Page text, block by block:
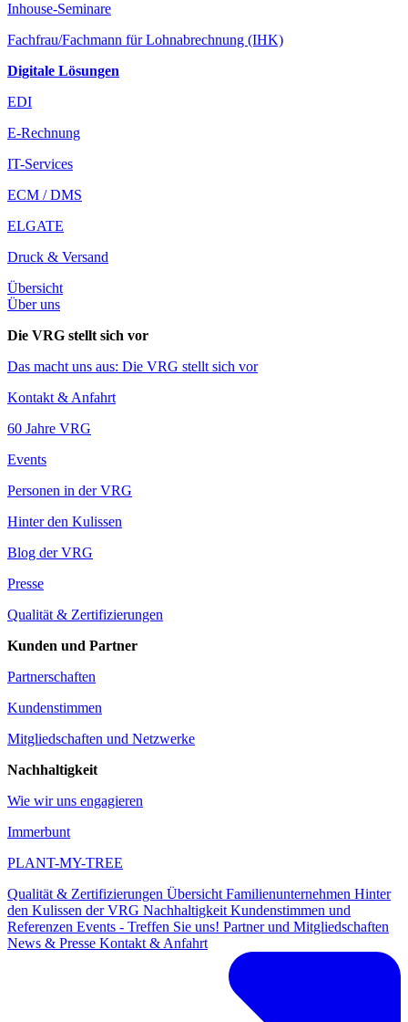
Inhouse-Seminare
Fachfrau/Fachmann für Lohnabrechnung (IHK)
Digitale Lösungen
EDI
E-Rechnung
IT-Services
ECM / DMS
ELGATE
Druck & Versand
Übersicht
Über uns
Die VRG stellt sich vor
Das macht uns aus: Die VRG stellt sich vor
Kontakt & Anfahrt
60 Jahre VRG
Events
Personen in der VRG
Hinter den Kulissen
Blog der VRG
Presse
Qualität & Zertifizierungen
Kunden und Partner
Partnerschaften
Kundenstimmen
Mitgliedschaften und Netzwerke
Nachhaltigkeit
Wie wir uns engagieren
Immerbunt
PLANT-MY-TREE
Qualität & Zertifizierungen Übersicht Familienunternehmen Hinter
den Kulissen der VRG Nachhaltigkeit Kundenstimmen und
Referenzen Events - Treffen Sie uns! Partner und Mitgliedschaften
News & Presse Kontakt & Anfahrt